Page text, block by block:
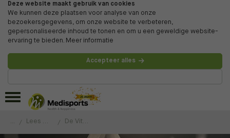
Deze website maakt gebruik van cookies
We kunnen deze plaatsen voor analyse van onze
bezoekersgegevens, om onze website te verbeteren,
gepersonaliseerde inhoud te tonen en om u een geweldige website-
ervaring te bieden. Meer informatie
Accepteer alles
... Lees de ervaringen van onze klanten De Vitaal les is heel laagdrempelig en gezellig